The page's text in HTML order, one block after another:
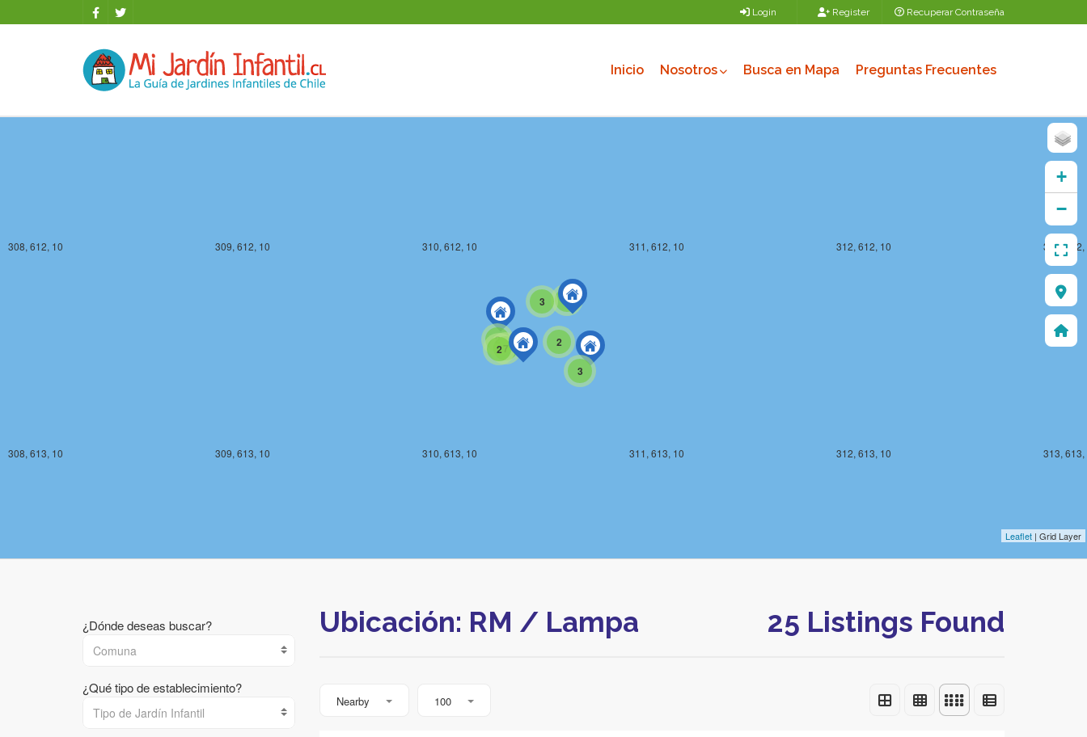
Login Register Recuperar Contraseña
Inicio Nosotros Busca en Mapa Preguntas Frecuentes
310, 612, 10
309, 612, 10 311, 612, 10
310, 613, 10
309, 613, 10 311, 613, 10
308, 612, 10 312, 612, 10
308, 613, 10 312, 613, 10
313, 612,
313, 613,
2
3
2
3
2
27
+
−
Leaflet | Grid Layer
¿Dónde deseas buscar?
Comuna
¿Qué tipo de establecimiento?
Tipo de Jardín Infantil
Ubicación: RM / Lampa 25 Listings Found
Nearby 100